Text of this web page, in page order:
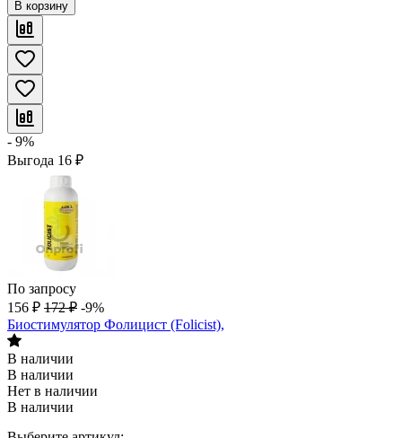
В корзину
- 9%
Выгода 16 ₽
По запросу
156 ₽ 172 ₽ -9%
Биостимулятор Фолицист (Folicist),
В наличии
В наличии
Нет в наличии
В наличии